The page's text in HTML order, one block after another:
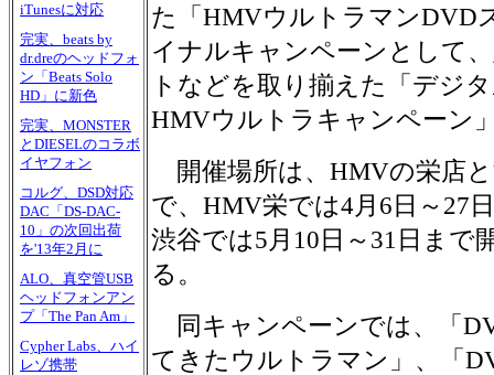
iTunesに対応
完実、beats by
dr.dreのヘッドフォ
ン「Beats Solo
HD」に新色
完実、MONSTER
とDIESELのコラボ
イヤフォン
コルグ、DSD対応
DAC「DS-DAC-
10」の次回出荷
を'13年2月に
ALO、真空管USB
ヘッドフォンアン
プ「The Pan Am」
Cypher Labs、ハイ
レゾ携帯
た「HMVウルトラマンDVD
イナルキャンペーンとして
トなどを取り揃えた「デジ
HMVウルトラキャンペーン
開催場所は、HMVの栄店
で、HMV栄では4月6日～27
渋谷では5月10日～31日まで
る。
同キャンペーンでは、「
てきたウルトラマン」、「